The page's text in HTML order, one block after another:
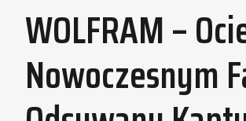
WOLFRAM –
Nowoczesnym